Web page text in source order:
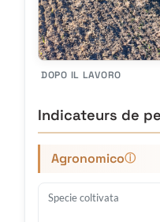
DOPO IL LAVORO
Indicateurs de
Agronomicoⓘ
Specie coltivata